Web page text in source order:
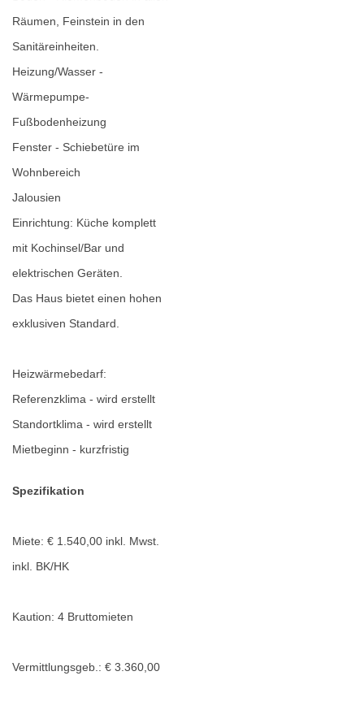
Räumen, Feinstein in den
Sanitäreinheiten.
Heizung/Wasser -
Wärmepumpe-
Fußbodenheizung
Fenster - Schiebetüre im
Wohnbereich
Jalousien
Einrichtung: Küche komplett
mit Kochinsel/Bar und
elektrischen Geräten.
Das Haus bietet einen hohen
exklusiven Standard.
Heizwärmebedarf:
Referenzklima - wird erstellt
Standortklima - wird erstellt
Mietbeginn - kurzfristig
Spezifikation
Miete: € 1.540,00 inkl. Mwst.
inkl. BK/HK
Kaution: 4 Bruttomieten
Vermittlungsgeb.: € 3.360,00